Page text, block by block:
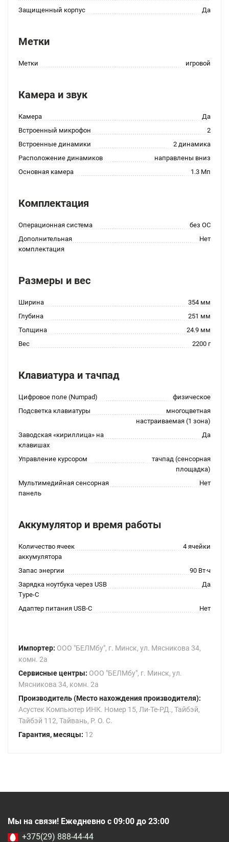
Защищенный корпус Да
Метки
Метки игровой
Камера и звук
Камера
Да
Встроенный микрофон
2
Встроенные динамики
2 динамика
Расположение динамиков
направлены вниз
Основная камера
1.3 Мп
Комплектация
Операционная система
без ОС
Дополнительная
комплектация
Нет
Размеры и вес
Ширина
354 мм
Глубина
251 мм
Толщина
24.9 мм
Вес
2200 г
Клавиатура и тачпад
Цифровое поле (Numpad)
физическое
Подсветка клавиатуры
многоцветная
настраиваемая (1 зона)
Заводская «кириллица» на
клавишах
Да
Управление курсором
тачпад (сенсорная
площадка)
Мультимедийная сенсорная
панель
Нет
Аккумулятор и время работы
Количество ячеек
аккумулятора
4 ячейки
Запас энергии
90 Вт·ч
Зарядка ноутбука через USB
Type-C
Да
Адаптер питания USB-C Нет
Импортер: ООО "БЕЛМбу", г. Минск, ул. Мясникова 34,
комн. 2а
Сервисные центры: ООО "БЕЛМбу", г. Минск, ул.
Мясникова 34, комн. 2а
Производитель (Место нахождения производителя):
Асустек Компьютер ИНК. Номер 15, Ли-Те-РД., Тайбэй,
Тайбэй 112, Тайвань, Р. О. С.
Гарантия, месяцы: 12
Мы на связи! Ежедневно с 09:00 до 23:00
+375(29) 888-44-44